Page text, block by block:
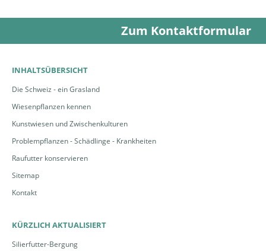
Zum Kontaktformular
INHALTSÜBERSICHT
Die Schweiz - ein Grasland
Wiesenpflanzen kennen
Kunstwiesen und Zwischenkulturen
Problempflanzen - Schädlinge - Krankheiten
Raufutter konservieren
Sitemap
Kontakt
KÜRZLICH AKTUALISIERT
Silierfutter-Bergung